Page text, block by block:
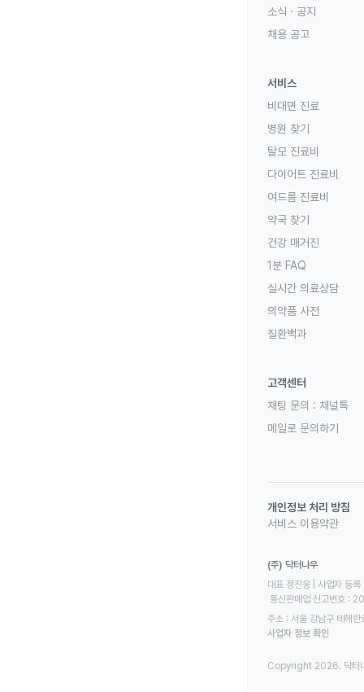
소식 · 공지
채용 공고
서비스
비대면 진료
병원 찾기
탈모 진료비
다이어트 진료비
여드름 진료비
약국 찾기
건강 매거진
1분 FAQ
실시간 의료상담
의약품 사전
질환백과
고객센터
채팅 문의 : 채널톡
메일로 문의하기
개인정보 처리 방침
서비스 이용약관
(주) 닥터나우
대표 정진웅 | 사업자
통신판매업 신고번호
주소 : 서울 강남구 테헤
사업자 정보 확인
Copyright 2026. 닥터